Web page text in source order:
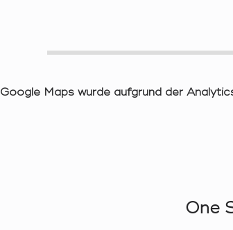
Google Maps wurde aufgrund der
One